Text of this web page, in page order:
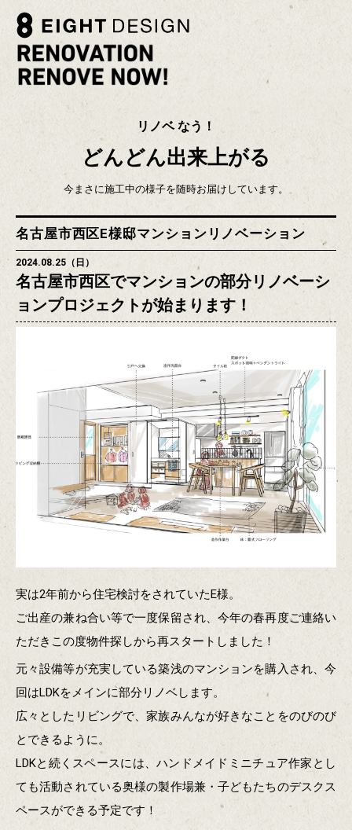
リノベ なう！
どんどん出来上がる
今まさに施工中の様子を随時お届けしています。
名古屋市西区E様邸マンションリノベーション
2024.08.25（日）
名古屋市西区でマンションの部分リノベーシ
ョンプロジェクトが始まります！
実は2年前から住宅検討をされていたE様。
ご出産の兼ね合い等で一度保留され、今年の春再度ご連絡い
ただきこの度物件探しから再スタートしました！
元々設備等が充実している築浅のマンションを購入され、今
回はLDKをメインに部分リノベします。
広々としたリビングで、家族みんなが好きなことをのびのび
とできるように。
LDKと続くスペースには、ハンドメイドミニチュア作家とし
ても活動されている奥様の製作場兼・子どもたちのデスクス
ペースができる予定です！